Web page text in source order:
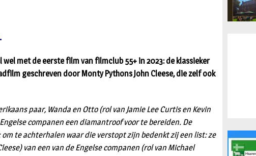
wel met de eerste film van filmclub 55+ in 2023: de klassieker
geschreven door Monty Pythons John Cleese, die zelf ook
paar, Wanda en Otto (rol van Jamie Lee Curtis en Kevin
companen een diamantroof voor te bereiden. De
te achterhalen waar die verstopt zijn bedenkt zij een list: ze
van een van de Engelse companen (rol van Michael